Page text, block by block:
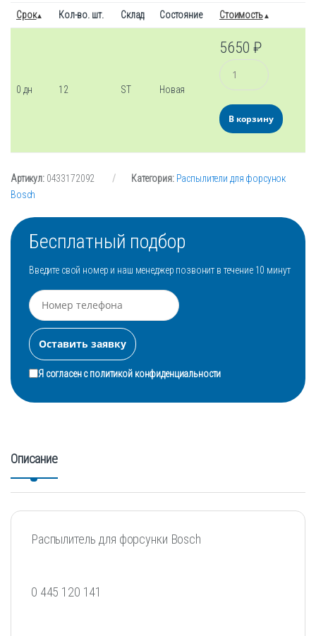
Срок Кол-во. шт. Склад Состояние Стоимость
0 дн 12 ST Новая
5650₽
Количество
В корзину
Артикул: 0433172092 Категория: Распылители для форсунок
Bosch
Бесплатный подбор
Введите свой номер и наш менеджер позвонит в течение 10 минут
Я согласен сполитикой конфиденциальности
Описание
Распылитель для форсунки Bosch
0 445 120 141